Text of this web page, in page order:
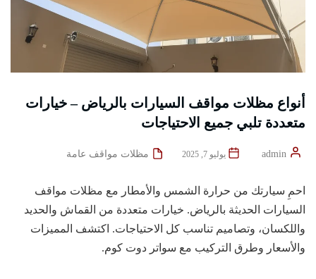
أنواع مظلات مواقف السيارات بالرياض – خيارات
متعددة تلبي جميع الاحتياجات
يوليو 7, 2025 مظلات مواقف عامة
احمِ سيارتك من حرارة الشمس والأمطار مع مظلات مواقف
السيارات الحديثة بالرياض. خيارات متعددة من القماش والحديد
واللكسان، وتصاميم تناسب كل الاحتياجات. اكتشف المميزات
والأسعار وطرق التركيب مع سواتر دوت كوم.